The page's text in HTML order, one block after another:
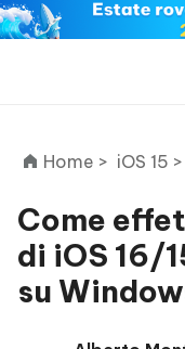
ReiBoot
for iOS
Home > iOS 15 >
Come
di iOS 16/
su